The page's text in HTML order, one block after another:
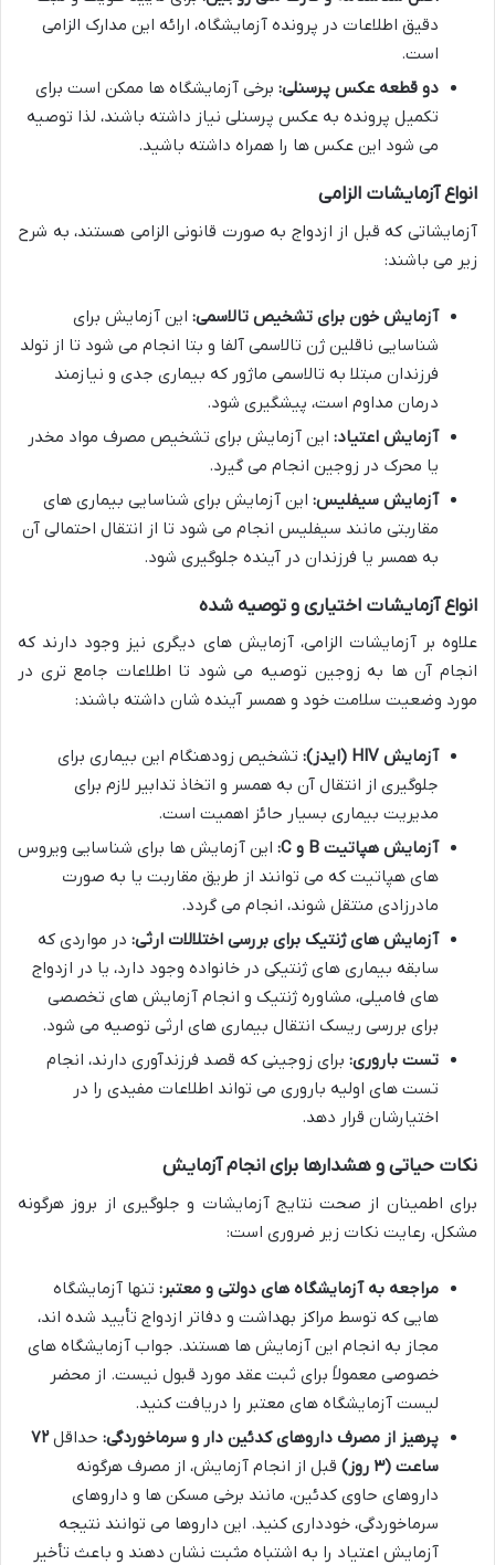
دقیق اطلاعات در پرونده آزمایشگاه، ارائه این مدارک الزامی
است.
دو قطعه عکس پرسنلی: برخی آزمایشگاه ها ممکن است برای
تکمیل پرونده به عکس پرسنلی نیاز داشته باشند، لذا توصیه
می شود این عکس ها را همراه داشته باشید.
انواع آزمایشات الزامی
آزمایشاتی که قبل از ازدواج به صورت قانونی الزامی هستند، به شرح
زیر می باشند:
آزمایش خون برای تشخیص تالاسمی: این آزمایش برای
شناسایی ناقلین ژن تالاسمی آلفا و بتا انجام می شود تا از تولد
فرزندان مبتلا به تالاسمی ماژور که بیماری جدی و نیازمند
درمان مداوم است، پیشگیری شود.
آزمایش اعتیاد: این آزمایش برای تشخیص مصرف مواد مخدر
یا محرک در زوجین انجام می گیرد.
آزمایش سیفلیس: این آزمایش برای شناسایی بیماری های
مقاربتی مانند سیفلیس انجام می شود تا از انتقال احتمالی آن
به همسر یا فرزندان در آینده جلوگیری شود.
انواع آزمایشات اختیاری و توصیه شده
علاوه بر آزمایشات الزامی، آزمایش های دیگری نیز وجود دارند که
انجام آن ها به زوجین توصیه می شود تا اطلاعات جامع تری در
مورد وضعیت سلامت خود و همسر آینده شان داشته باشند:
آزمایش HIV (ایدز):
تشخیص زودهنگام این بیماری برای
جلوگیری از انتقال آن به همسر و اتخاذ تدابیر لازم برای
مدیریت بیماری بسیار حائز اهمیت است.
آزمایش هپاتیت B و C:
این آزمایش ها برای شناسایی ویروس
های هپاتیت که می توانند از طریق مقاربت یا به صورت
مادرزادی منتقل شوند، انجام می گردد.
آزمایش های ژنتیک برای بررسی اختلالات ارثی: در مواردی که
سابقه بیماری های ژنتیکی در خانواده وجود دارد، یا در ازدواج
های فامیلی، مشاوره ژنتیک و انجام آزمایش های تخصصی
برای بررسی ریسک انتقال بیماری های ارثی توصیه می شود.
تست باروری: برای زوجینی که قصد فرزندآوری دارند، انجام
تست های اولیه باروری می تواند اطلاعات مفیدی را در
اختیارشان قرار دهد.
نکات حیاتی و هشدارها برای انجام آزمایش
برای اطمینان از صحت نتایج آزمایشات و جلوگیری از بروز هرگونه
مشکل، رعایت نکات زیر ضروری است:
مراجعه به آزمایشگاه های دولتی و معتبر: تنها آزمایشگاه
هایی که توسط مراکز بهداشت و دفاتر ازدواج تأیید شده اند،
مجاز به انجام این آزمایش ها هستند. جواب آزمایشگاه های
خصوصی معمولاً برای ثبت عقد مورد قبول نیست. از محضر
لیست آزمایشگاه های معتبر را دریافت کنید.
پرهیز از مصرف داروهای کدئین دار و سرماخوردگی: حداقل۷۲
ساعت (۳ روز)
قبل از انجام آزمایش، از مصرف هرگونه
داروهای حاوی کدئین، مانند برخی مسکن ها و داروهای
سرماخوردگی، خودداری کنید. این داروها می توانند نتیجه
آزمایش اعتیاد را به اشتباه مثبت نشان دهند و باعث تأخیر